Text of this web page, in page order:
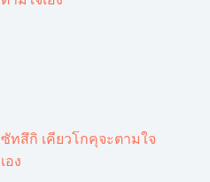
ซัทสึกิ เคียวโกคุจะตามใจ
เอง